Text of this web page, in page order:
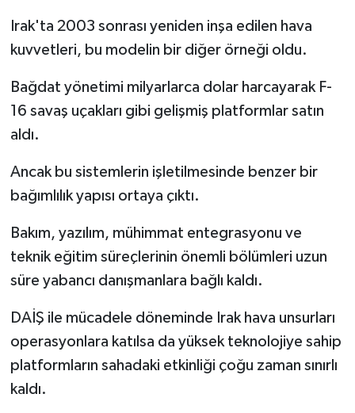
Irak'ta 2003 sonrası yeniden inşa edilen hava
kuvvetleri, bu modelin bir diğer örneği oldu.
Bağdat yönetimi milyarlarca dolar harcayarak F-
16 savaş uçakları gibi gelişmiş platformlar satın
aldı.
Ancak bu sistemlerin işletilmesinde benzer bir
bağımlılık yapısı ortaya çıktı.
Bakım, yazılım, mühimmat entegrasyonu ve
teknik eğitim süreçlerinin önemli bölümleri uzun
süre yabancı danışmanlara bağlı kaldı.
DAİŞ ile mücadele döneminde Irak hava unsurları
operasyonlara katılsa da yüksek teknolojiye sahip
platformların sahadaki etkinliği çoğu zaman sınırlı
kaldı.